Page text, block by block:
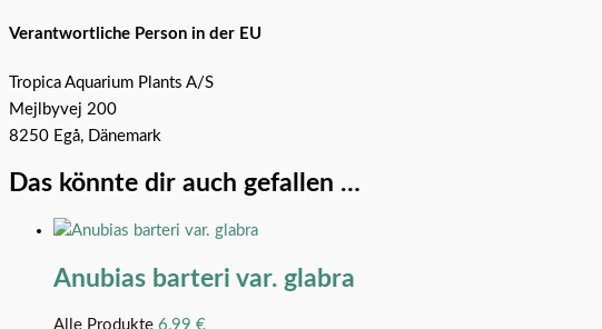
Verantwortliche Person in der EU
Tropica Aquarium Plants A/S
Mejlbyvej 200
8250 Egå, Dänemark
Das könnte dir auch gefallen …
Anubias barteri var. glabra
Alle Produkte 6,99 €